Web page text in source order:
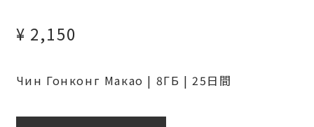
¥ 2,150
Чин Гонконг Макао | 8ГБ | 25日間